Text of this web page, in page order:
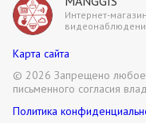
Интернет-
Карта сайта
Политика
© 2026 Запрещено любое
письменного согласия